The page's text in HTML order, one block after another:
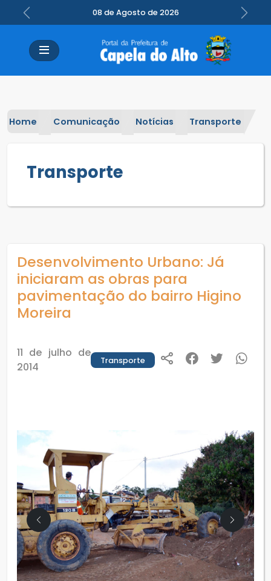
08 de Agosto de 2026
Previous Next
Home Comunicação Notícias Transporte
Transporte
Desenvolvimento Urbano: Já
iniciaram as obras para
pavimentação do bairro Higino
Moreira
11 de julho de
2014
Transporte